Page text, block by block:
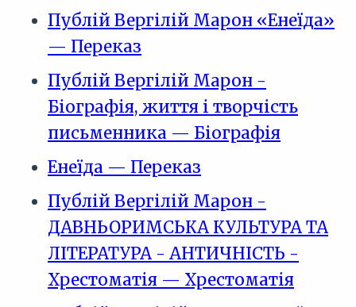
Публій Вергілій Марон «Енеїда»
— Переказ
Публій Вергілій Марон -
Біографія, життя і творчість
письменника — Біографія
Енеїда — Переказ
Публій Вергілій Марон -
ДАВНЬОРИМСЬКА КУЛЬТУРА ТА
ЛІТЕРАТУРА - АНТИЧНІСТЬ -
Хрестоматія — Хрестоматія